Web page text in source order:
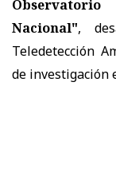
Nacional",
Teledetección
de investigación